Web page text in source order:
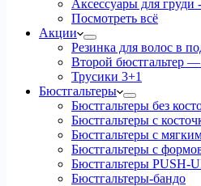
Аксессуары для груди
Посмотреть всё
Акции
Резинка для волос в
Второй бюстгальтер
Трусики 3+1
Бюстгальтеры
Бюстгальтеры без
Бюстгальтеры с
Бюстгальтеры с
Бюстгальтеры с
Бюстгальтеры PUSH-
Бюстгальтеры-бандо